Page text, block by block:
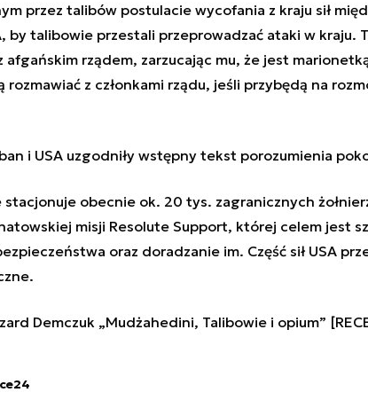
przez talibów postulacie wycofania z kraju sił
by talibowie przestali przeprowadzać ataki w kraju.
afgańskim rządem, zarzucając mu, że jest
rozmawiać z członkami rządu, jeśli przybędą na
i USA uzgodniły wstępny tekst porozumienia
obecnie ok. 20 tys. zagranicznych
misji Resolute Support, której celem jest
oraz doradzanie im. Część sił USA
Demczuk „Mudżahedini, Talibowie i opium”